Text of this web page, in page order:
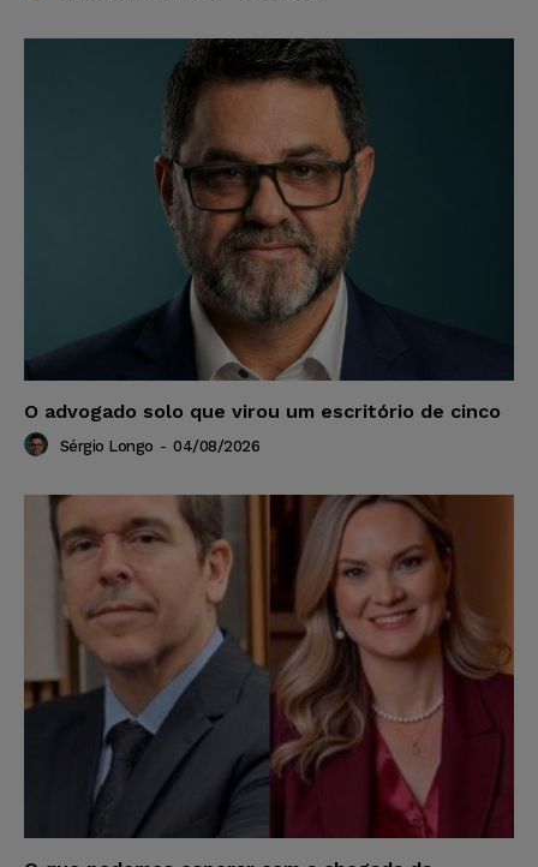
O advogado solo que virou um escritório de cinco
Sérgio Longo - 04/08/2026